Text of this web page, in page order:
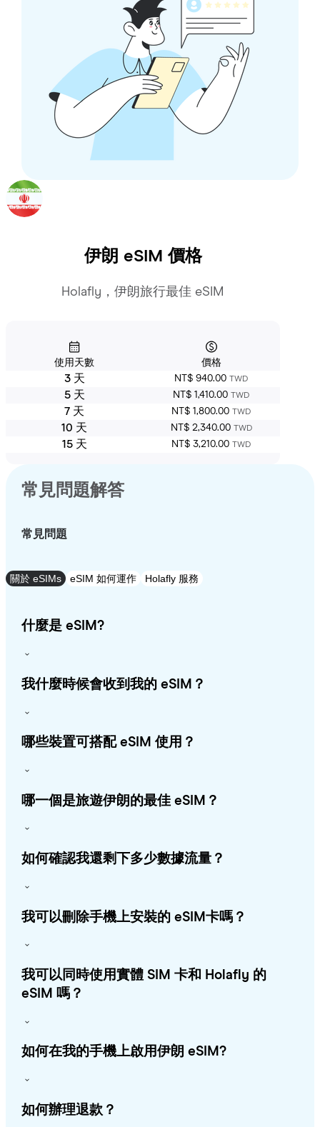
伊朗 eSIM 價格
Holafly，伊朗旅行最佳 eSIM
使用天數 價格
3 天 NT$ 940.00 TWD
5 天 NT$ 1,410.00 TWD
7 天 NT$ 1,800.00 TWD
10 天 NT$ 2,340.00 TWD
15 天 NT$ 3,210.00 TWD
常見問題解答
常見問題
關於 eSIMs eSIM 如何運作 Holafly 服務
什麼是 eSIM?
我什麼時候會收到我的 eSIM？
哪些裝置可搭配 eSIM 使用？
哪一個是旅遊伊朗的最佳 eSIM？
如何確認我還剩下多少數據流量？
我可以刪除手機上安裝的 eSIM卡嗎？
我可以同時使用實體 SIM 卡和 Holafly 的
eSIM 嗎？
如何在我的手機上啟用伊朗 eSIM?
如何辦理退款？